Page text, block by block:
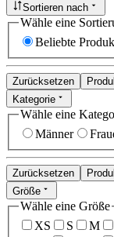
Sortieren nach
Wähle eine
Beliebte
Zurücksetzen
Kategorie
Wähle eine
Männer
Zurücksetzen
Größe
Wähle eine Größe
XS
S M